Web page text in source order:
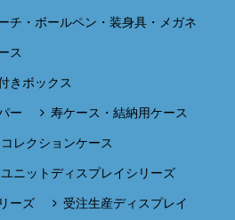
チ・ボールペン・装身具・メガネ
ス
きボックス
ー 寿ケース・結納用ケース
レクションケース
ユニットディスプレイシリーズ
ーズ 受注生産ディスプレイ